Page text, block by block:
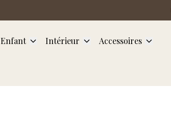
Enfant Intérieur Accessoires